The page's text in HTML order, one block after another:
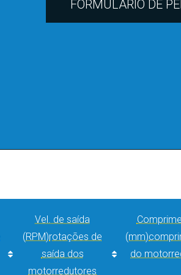
FORMULÁRIO DE
Vel. de saída
(RPM)rotações de
saída dos
motorredutores
(mm)
do